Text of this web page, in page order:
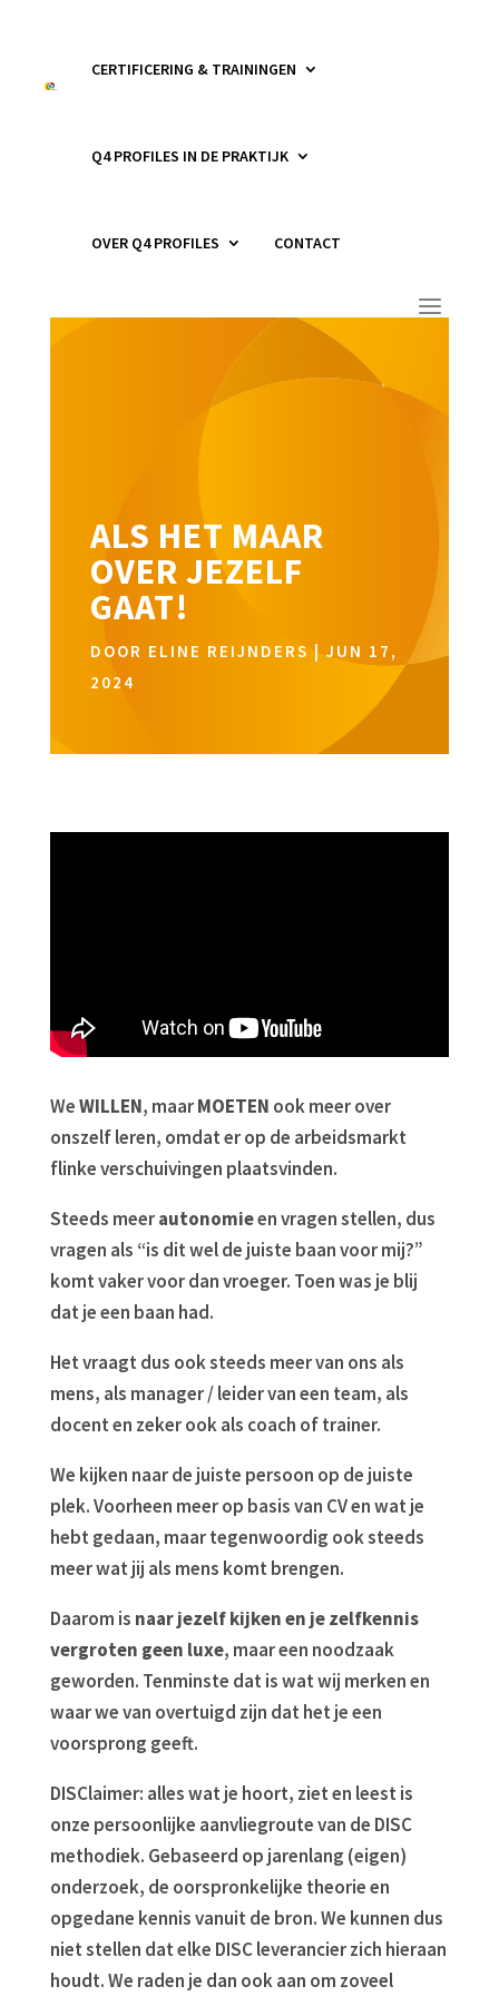
CERTIFICERING & TRAININGEN
Q4 PROFILES IN DE PRAKTIJK
OVER Q4 PROFILES CONTACT
ALS HET MAAR
OVER JEZELF
GAAT!
DOOR ELINE REIJNDERS
JUN 17,
2024
WeWILLEN, maarMOETEN ook meer over
onszelf leren, omdat er op de arbeidsmarkt
flinke verschuivingen plaatsvinden.
Steeds meerautonomieen vragen stellen, dus
vragen als “is dit wel de juiste baan voor mij?”
komt vaker voor dan vroeger. Toen was je blij
dat je een baan had.
Het vraagt dus ook steeds meer van ons als
mens, als manager / leider van een team, als
docent en zeker ook als coach of trainer.
We kijken naar de juiste persoon op de juiste
plek. Voorheen meer op basis van CV en wat je
hebt gedaan, maar tegenwoordig ook steeds
meer wat jij als mens komt brengen.
Daarom is naar jezelf kijken en je zelfkennis
vergroten geen luxe, maar een noodzaak
geworden. Tenminste dat is wat wij merken en
waar we van overtuigd zijn dat het je een
voorsprong geeft.
DISClaimer: alles wat je hoort, ziet en leest is
onze persoonlijke aanvliegroute van de DISC
methodiek. Gebaseerd op jarenlang (eigen)
onderzoek, de oorspronkelijke theorie en
opgedane kennis vanuit de bron. We kunnen dus
niet stellen dat elke DISC leverancier zich hieraan
houdt. We raden je dan ook aan om zoveel